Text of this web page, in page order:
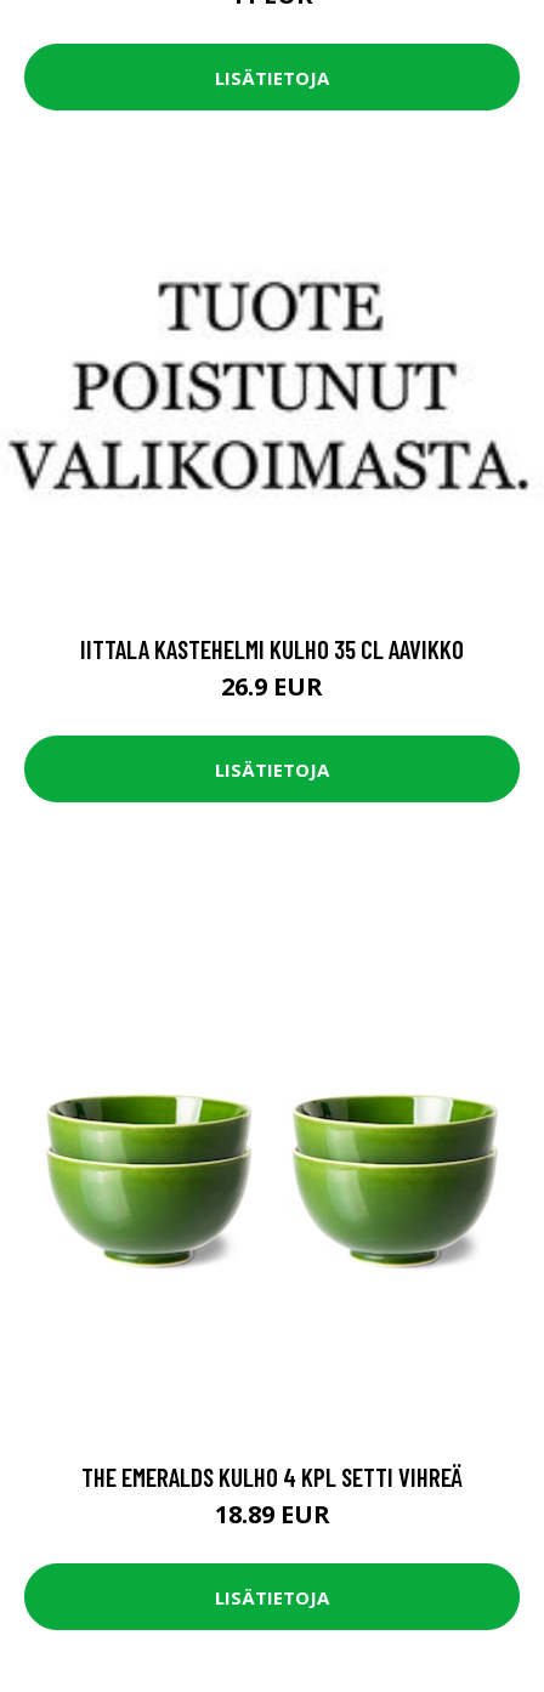
LISÄTIETOJA
IITTALA KASTEHELMI KULHO 35 CL AAVIKKO
26.9 EUR
LISÄTIETOJA
THE EMERALDS KULHO 4 KPL SETTI VIHREÄ
18.89 EUR
LISÄTIETOJA